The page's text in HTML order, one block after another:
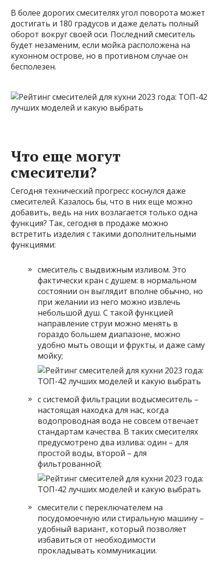
В более дорогих смесителях угол поворота может
достигать и 180 градусов и даже делать полный
оборот вокруг своей оси. Последний смеситель
будет незаменим, если мойка расположена на
кухонном острове, но в противном случае он
бесполезен.
Что еще могут
смесители?
Сегодня технический прогресс коснулся даже
смесителей. Казалось бы, что в них еще можно
добавить, ведь на них возлагается только одна
функция? Так, сегодня в продаже можно
встретить изделия с такими дополнительными
функциями:
смеситель с выдвижным изливом. Это
фактически кран с душем: в нормальном
состоянии он выглядит вполне обычно, но
при желании из него можно извлечь
небольшой душ. С такой функцией
направление струи можно менять в
гораздо большем диапазоне, можно
удобно мыть овощи и фрукты, и даже саму
мойку;
с системой фильтрации водысмеситель –
настоящая находка для нас, когда
водопроводная вода не совсем отвечает
стандартам качества. В таких смесителях
предусмотрено два излива: один – для
простой воды, второй – для
фильтрованной;
смесители с переключателем на
посудомоечную или стиральную машину –
удобный вариант, который позволяет
избавиться от необходимости
прокладывать коммуникации.